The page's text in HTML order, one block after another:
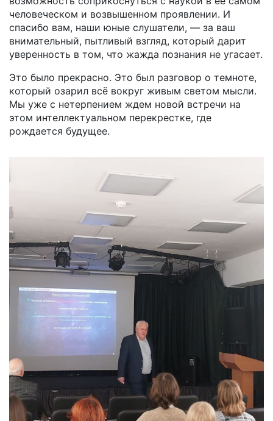
человеческом и возвышенном проявлении. И
спасибо вам, наши юные слушатели, — за ваш
внимательный, пытливый взгляд, который дарит
уверенность в том, что жажда познания не угасает.
Это было прекрасно. Это был разговор о темноте,
который озарил всё вокруг живым светом мысли.
Мы уже с нетерпением ждем новой встречи на
этом интеллектуальном перекрестке, где
рождается будущее.